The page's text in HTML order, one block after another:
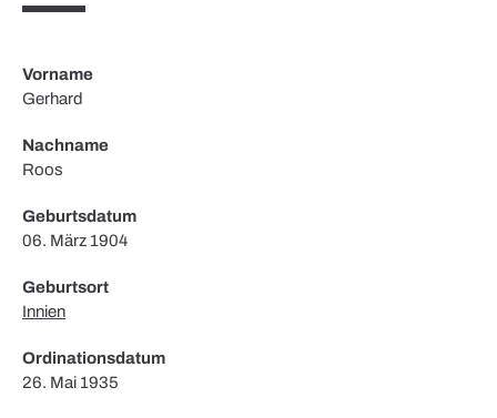
Vorname
Gerhard
Nachname
Roos
Geburtsdatum
06. März 1904
Geburtsort
Innien
Ordinationsdatum
26. Mai 1935